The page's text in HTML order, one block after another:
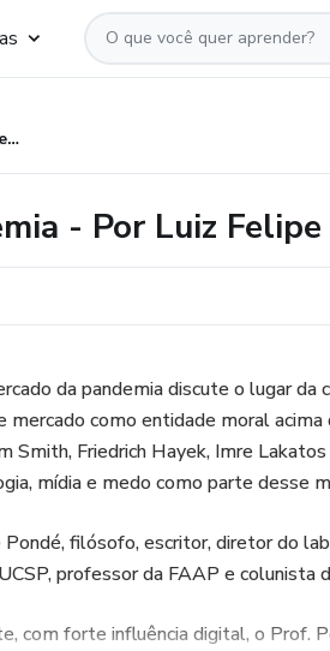
O Mercado da Pandemia - Por Luiz Felipe Pondé
- Por Luiz
da pandemia discute o lugar da
mercado como entidade moral
Smith, Friedrich Hayek, Imre
mídia e medo como parte desse
Pondé, filósofo, escritor, diretor do
professor da FAAP e colunista
com forte influência digital, o Prof.